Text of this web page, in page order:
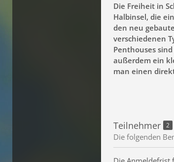
Die Freiheit in
Halbinsel, die
den neu
verschiedenen
Penthouses
außerdem ein
man einen
Teilnehmer 2
Die folgenden